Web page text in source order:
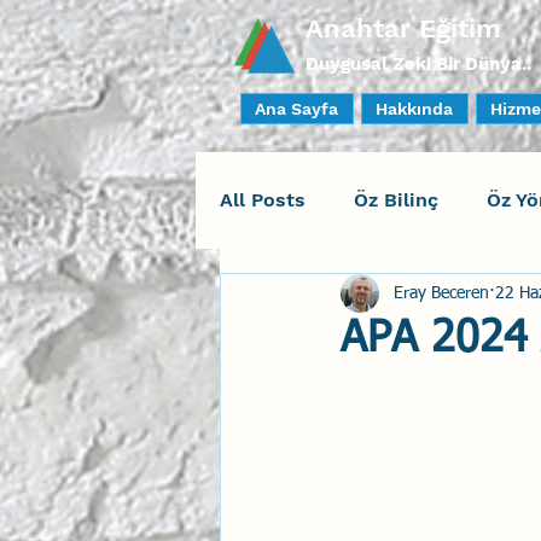
Anahtar Eğitim
Duygusal Zeki Bir Dünya..
Ana Sayfa Hakkında
All Posts Öz Bilinç Öz
Sosyal Bilinç İlişki
APA 2024
Eray Beceren 22